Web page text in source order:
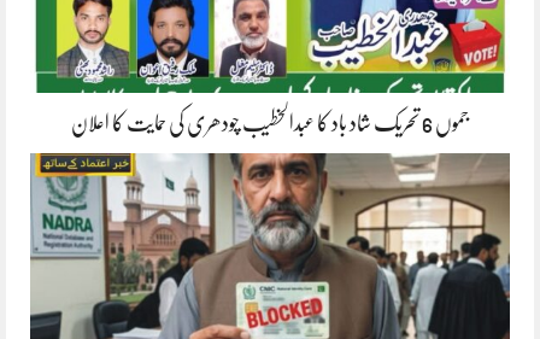
جموں 6 تحریک شاد باد کا عبدالخطیب چودھری کی حمایت کا اعلان